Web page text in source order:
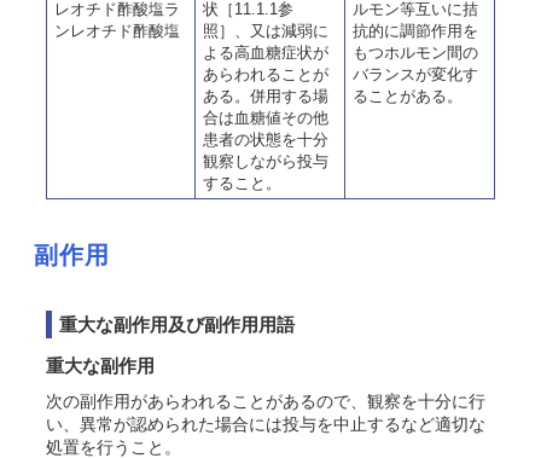
レオチド酢酸塩ラ
ンレオチド酢酸塩
状［11.1.1参
照］、又は減弱に
よる高血糖症状が
あらわれることが
ある。併用する場
合は血糖値その他
患者の状態を十分
観察しながら投与
すること。
ルモン等互いに拮
抗的に調節作用を
もつホルモン間の
バランスが変化す
ることがある。
副作用
重大な副作用及び副作用用語
重大な副作用
次の副作用があらわれることがあるので、観察を十分に行
い、異常が認められた場合には投与を中止するなど適切な
処置を行うこと。